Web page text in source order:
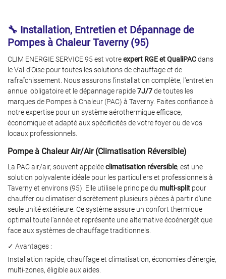
ACCUEIL
CHALEUR AIR/EAU
VENTILATION
SANITAIRE
Une question
07 86 88 01
🔧 Installation, Entretien et Dépannage de
Pompes à Chaleur Taverny (95)
CLIM ENERGIE SERVICE 95 est votreexpert RGE et QualiPACdans
le Val-d'Oise pour toutes les solutions de chauffage et de
rafraîchissement. Nous assurons l'installation complète, l'entretien
annuel obligatoire et le dépannage rapide7J/7de toutes les
marques de Pompes à Chaleur (PAC) à Taverny. Faites confiance à
notre expertise pour un système aérothermique efficace,
économique et adapté aux spécificités de votre foyer ou de vos
locaux professionnels.
Pompe à Chaleur Air/Air (Climatisation Réversible)
La PAC air/air, souvent appeléeclimatisation réversible, est une
solution polyvalente idéale pour les particuliers et professionnels à
Taverny et environs (95). Elle utilise le principe du multi-split pour
chauffer ou climatiser discrètement plusieurs pièces à partir d'une
seule unité extérieure. Ce système assure un confort thermique
optimal toute l'année et représente une alternative écoénergétique
face aux systèmes de chauffage traditionnels.
✓ Avantages :
Installation rapide, chauffage et climatisation, économies d'énergie,
multi-zones, éligible aux aides.